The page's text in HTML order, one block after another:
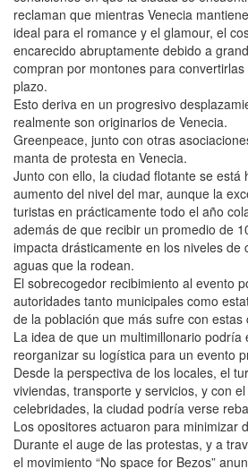
reclaman que mientras Venecia
ideal para el romance y el glamour, el
encarecido abruptamente debido a
compran por montones para
plazo.
Esto deriva en un progresivo
realmente son originarios de Venecia.
Greenpeace, junto con otras
manta de protesta en Venecia.
Junto con ello, la ciudad flotante se está
aumento del nivel del mar, aunque la
turistas en prácticamente todo el año
además de que recibir un promedio de
impacta drásticamente en los niveles de
aguas que la rodean.
El sobrecogedor recibimiento al evento
autoridades tanto municipales como
de la población que más sufre con estas
La idea de que un multimillonario podría
reorganizar su logística para un evento
Desde la perspectiva de los locales, el
viviendas, transporte y servicios, y con
celebridades, la ciudad podría verse
Los opositores actuaron para minimizar
Durante el auge de las protestas, y a
el movimiento “No space for Bezos”